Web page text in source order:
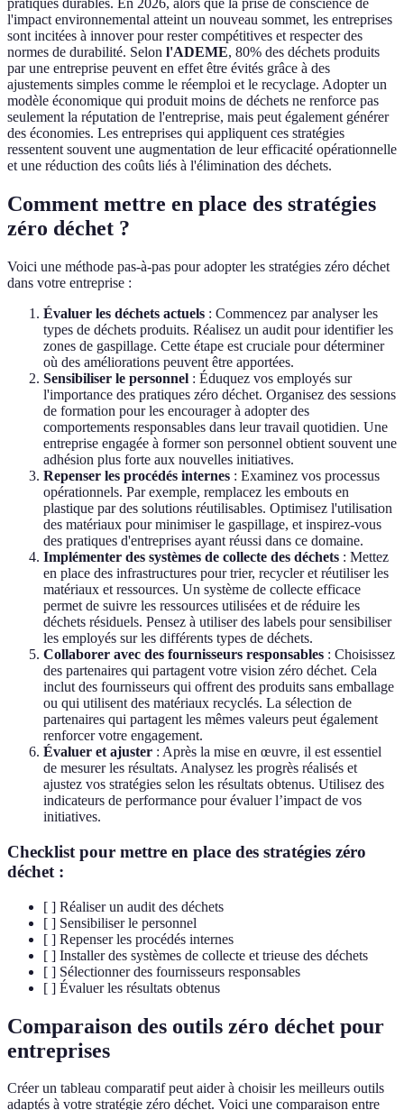
pratiques durables. En 2026, alors que la prise de conscience de
l'impact environnemental atteint un nouveau sommet, les entreprises
sont incitées à innover pour rester compétitives et respecter des
normes de durabilité. Selon l'ADEME, 80% des déchets produits
par une entreprise peuvent en effet être évités grâce à des
ajustements simples comme le réemploi et le recyclage. Adopter un
modèle économique qui produit moins de déchets ne renforce pas
seulement la réputation de l'entreprise, mais peut également générer
des économies. Les entreprises qui appliquent ces stratégies
ressentent souvent une augmentation de leur efficacité opérationnelle
et une réduction des coûts liés à l'élimination des déchets.
Comment mettre en place des stratégies
zéro déchet ?
Voici une méthode pas-à-pas pour adopter les stratégies zéro déchet
dans votre entreprise :
Évaluer les déchets actuels : Commencez par analyser les
types de déchets produits. Réalisez un audit pour identifier les
zones de gaspillage. Cette étape est cruciale pour déterminer
où des améliorations peuvent être apportées.
Sensibiliser le personnel : Éduquez vos employés sur
l'importance des pratiques zéro déchet. Organisez des sessions
de formation pour les encourager à adopter des
comportements responsables dans leur travail quotidien. Une
entreprise engagée à former son personnel obtient souvent une
adhésion plus forte aux nouvelles initiatives.
Repenser les procédés internes : Examinez vos processus
opérationnels. Par exemple, remplacez les embouts en
plastique par des solutions réutilisables. Optimisez l'utilisation
des matériaux pour minimiser le gaspillage, et inspirez-vous
des pratiques d'entreprises ayant réussi dans ce domaine.
Implémenter des systèmes de collecte des déchets : Mettez
en place des infrastructures pour trier, recycler et réutiliser les
matériaux et ressources. Un système de collecte efficace
permet de suivre les ressources utilisées et de réduire les
déchets résiduels. Pensez à utiliser des labels pour sensibiliser
les employés sur les différents types de déchets.
Collaborer avec des fournisseurs responsables : Choisissez
des partenaires qui partagent votre vision zéro déchet. Cela
inclut des fournisseurs qui offrent des produits sans emballage
ou qui utilisent des matériaux recyclés. La sélection de
partenaires qui partagent les mêmes valeurs peut également
renforcer votre engagement.
Évaluer et ajuster : Après la mise en œuvre, il est essentiel
de mesurer les résultats. Analysez les progrès réalisés et
ajustez vos stratégies selon les résultats obtenus. Utilisez des
indicateurs de performance pour évaluer l’impact de vos
initiatives.
Checklist pour mettre en place des stratégies zéro
déchet :
[ ] Réaliser un audit des déchets
[ ] Sensibiliser le personnel
[ ] Repenser les procédés internes
[ ] Installer des systèmes de collecte et trieuse des déchets
[ ] Sélectionner des fournisseurs responsables
[ ] Évaluer les résultats obtenus
Comparaison des outils zéro déchet pour
entreprises
Créer un tableau comparatif peut aider à choisir les meilleurs outils
adaptés à votre stratégie zéro déchet. Voici une comparaison entre